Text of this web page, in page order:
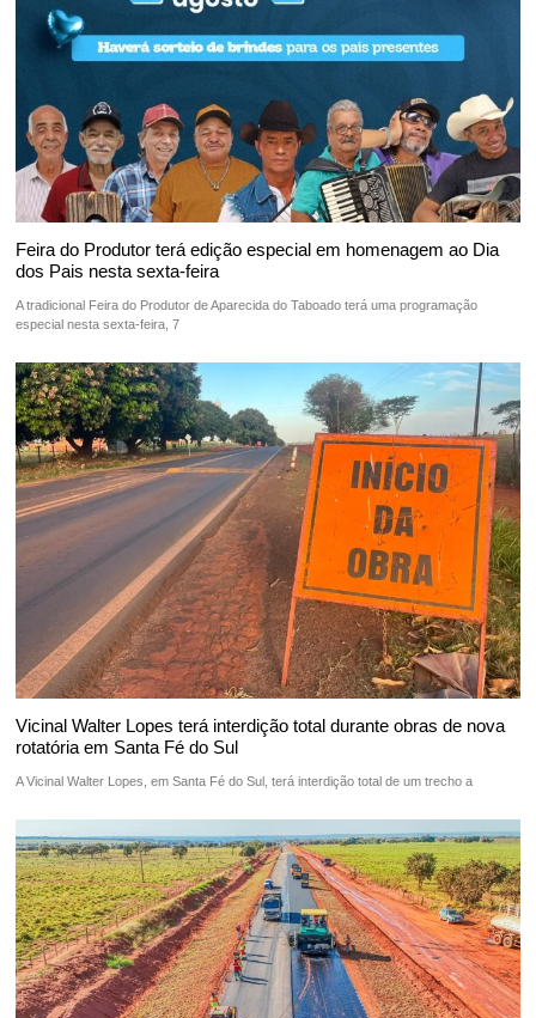
Feira do Produtor terá edição especial em homenagem ao Dia
dos Pais nesta sexta-feira
A tradicional Feira do Produtor de Aparecida do Taboado terá uma programação
especial nesta sexta-feira, 7
Vicinal Walter Lopes terá interdição total durante obras de nova
rotatória em Santa Fé do Sul
A Vicinal Walter Lopes, em Santa Fé do Sul, terá interdição total de um trecho a